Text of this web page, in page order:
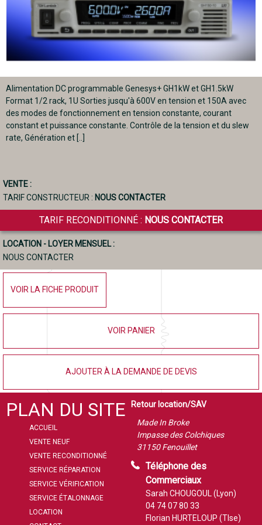
Alimentation DC programmable Genesys+ GH1kW et GH1.5kW
Format 1/2 rack, 1U Sorties jusqu'à 600V en tension et 150A avec
des modes de fonctionnement en tension constante, courant
constant et puissance constante. Contrôle de la tension et du slew
rate, Génération et [..]
VENTE :
TARIF CONSTRUCTEUR : NOUS CONTACTER
TARIF RECONDITIONNÉ : NOUS CONTACTER
LOCATION - LOYER MENSUEL :
NOUS CONTACTER
VOIR LA FICHE PRODUIT
VOIR PANIER
AJOUTER À LA DEMANDE DE DEVIS
PLAN DU SITE
ACCUEIL
VENTE NEUF
VENTE RECONDITIONNÉ
SERVICE RÉPARATION
SERVICE VÉRIFICATION
SERVICE ÉTALONNAGE
LOCATION
Retour location/SAV
Made In Broke
Impasse des Colchiques
31150 Fenouillet
Téléphone des
Commerciaux
Sarah CHOUGOUL (Lyon)
04 74 07 80 33
Florian HURTELOUP (Tlse)